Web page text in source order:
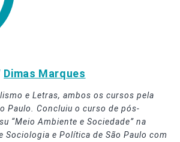
Dimas Marques
e Letras, ambos os cursos pela
Paulo. Concluiu o curso de pós-
“Meio Ambiente e Sociedade” na
Sociologia e Política de São Paulo com